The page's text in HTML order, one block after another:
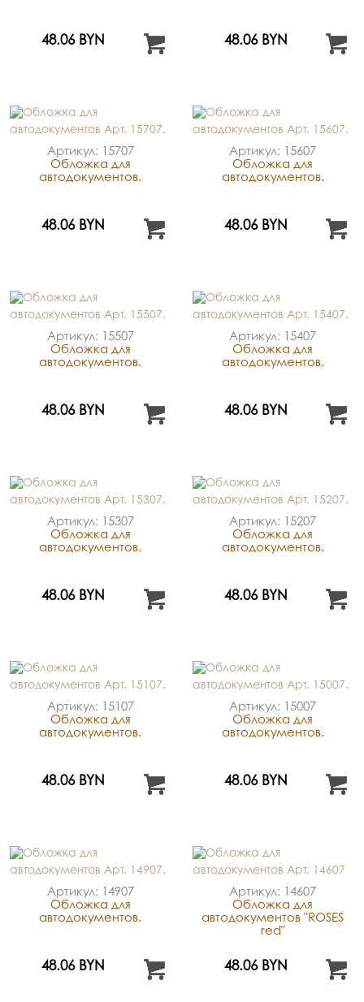
48.06 BYN 48.06 BYN
Артикул: 15707
Обложка для
автодокументов.
48.06 BYN
Артикул: 15607
Обложка для
автодокументов.
48.06 BYN
Артикул: 15507
Обложка для
автодокументов.
48.06 BYN
Артикул: 15407
Обложка для
автодокументов.
48.06 BYN
Артикул: 15307
Обложка для
автодокументов.
48.06 BYN
Артикул: 15207
Обложка для
автодокументов.
48.06 BYN
Артикул: 15107
Обложка для
автодокументов.
48.06 BYN
Артикул: 15007
Обложка для
автодокументов.
48.06 BYN
Артикул: 14907
Обложка для
автодокументов.
48.06 BYN
Артикул: 14607
Обложка для
автодокументов "ROSES
red"
48.06 BYN